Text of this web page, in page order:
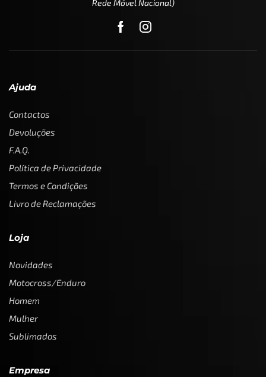
Rede Móvel Nacional)
Ajuda
Contactos
Devoluções
F.A.Q.
Política de Privacidade
Termos e Condições
Livro de Reclamações
Loja
Novidades
Motocross/Enduro
Homem
Mulher
Sublimados
Empresa